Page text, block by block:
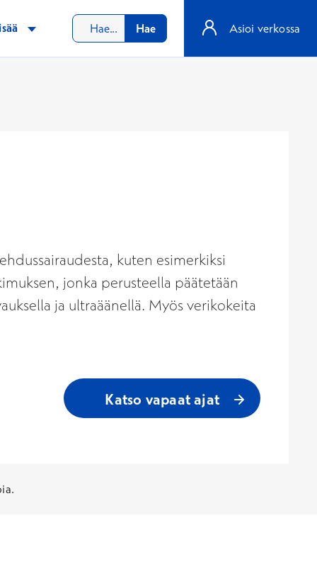
Hae Asioi verkossa
kuten esimerkiksi
jonka perusteella päätetään
ja ultraäänellä. Myös verikokeita
Katso vapaat ajat